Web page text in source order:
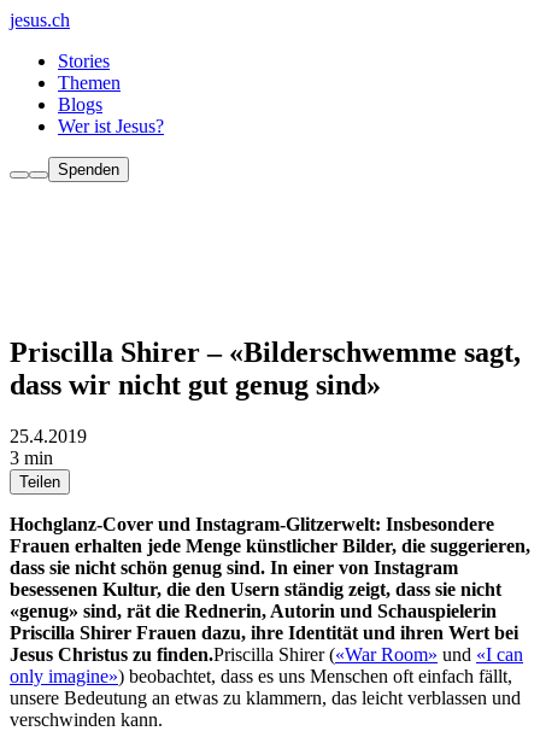
jesus.ch
Stories
Themen
Blogs
Wer ist Jesus?
Spenden
Priscilla Shirer – «Bilderschwemme sagt,
dass wir nicht gut genug sind»
25.4.2019
3 min
Teilen
Hochglanz-Cover und Instagram-Glitzerwelt: Insbesondere
Frauen erhalten jede Menge künstlicher Bilder, die suggerieren,
dass sie nicht schön genug sind. In einer von Instagram
besessenen Kultur, die den Usern ständig zeigt, dass sie nicht
«genug» sind, rät die Rednerin, Autorin und Schauspielerin
Priscilla Shirer Frauen dazu, ihre Identität und ihren Wert bei
Jesus Christus zu finden.Priscilla Shirer («War Room» und «I can
only imagine») beobachtet, dass es uns Menschen oft einfach fällt,
unsere Bedeutung an etwas zu klammern, das leicht verblassen und
verschwinden kann.